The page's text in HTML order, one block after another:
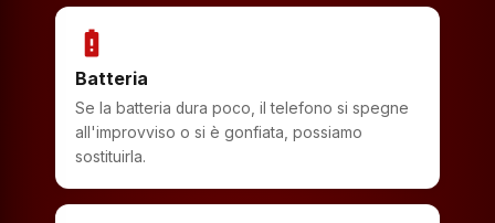
battery_alert
Batteria
Se la batteria dura poco, il telefono si spegne
all'improvviso o si è gonfiata, possiamo
sostituirla.